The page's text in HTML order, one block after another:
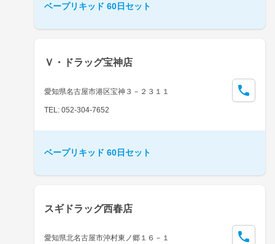
ベープリキッド 60日セット
Ｖ・ドラッグ宝神店
愛知県名古屋市港区宝神３－２３１１
TEL: 052-304-7652
ベープリキッド 60日セット
スギドラッグ西春店
愛知県北名古屋市沖村東ノ郷１６－１